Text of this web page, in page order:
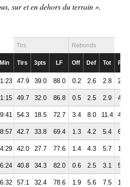
sur et en dehors du terrain ».
Tirs Rebonds
Min Tirs 3pts LF Off Def Tot Pd
47.9 39.0 88.0 0.2 2.6 2.8 2.3
49.7 32.0 86.8 0.5 2.5 2.9 4.1
54.3 18.5 72.7 3.4 8.0 11.4 4.1
42.7 33.8 69.4 1.3 4.2 5.4 6.7
42.0 27.7 77.6 1.4 4.3 5.7 1.7
40.8 34.3 82.0 0.6 2.5 3.1 5.3
57.1 32.4 78.6 1.9 5.6 7.5 1.4